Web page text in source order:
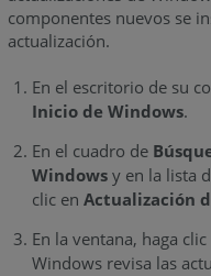
componentes nuevos se
actualización.
En el escritorio de su
Inicio de Windows.
En el cuadro de
Windowsy en la lista
clic en Actualización
En la ventana, haga clic
Windows revisa las